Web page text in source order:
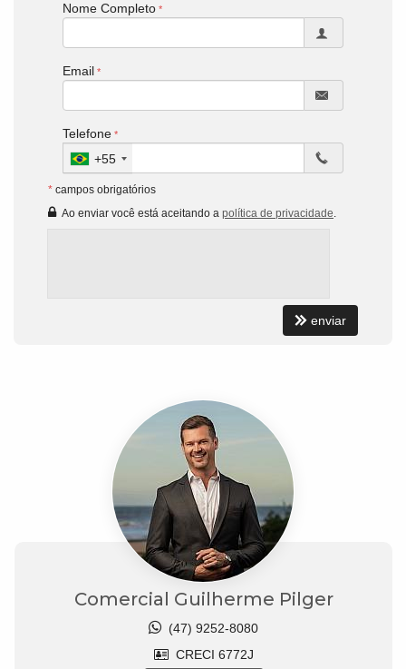
Nome Completo
Email
Telefone
+55
* campos obrigatórios
Ao enviar você está aceitando a política de privacidade.
enviar
Comercial Guilherme Pilger
(47) 9252-8080
CRECI 6772J